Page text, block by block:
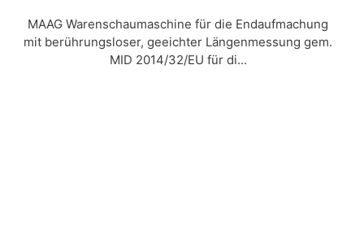
MAAG Warenschaumaschine für die Endaufmachung
mit berührungsloser, geeichter Längenmessung gem.
MID 2014/32/EU für di...